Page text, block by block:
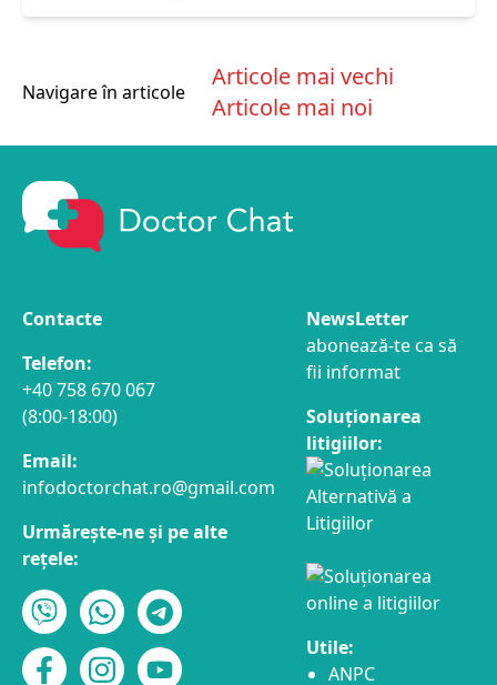
Navigare în articole
Articole mai vechi
Articole mai noi
Contacte
Telefon:
+40 758 670 067
(8:00-18:00)
Email:
infodoctorchat.ro@gmail.com
Urmărește-ne și pe alte
rețele:
NewsLetter
abonează-te ca să
fii informat
Soluționarea
litigiilor:
Utile:
ANPC